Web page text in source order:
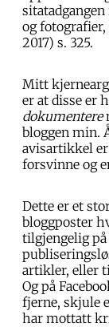
og fotografier,
2017) s. 325.
Mitt
er at disse er
dokumentere
bloggen min.
avisartikkel
forsvinne og
Dette er et
bloggposter
tilgjengelig
artikler, eller
Og på
fjerne, skjule
har mottatt